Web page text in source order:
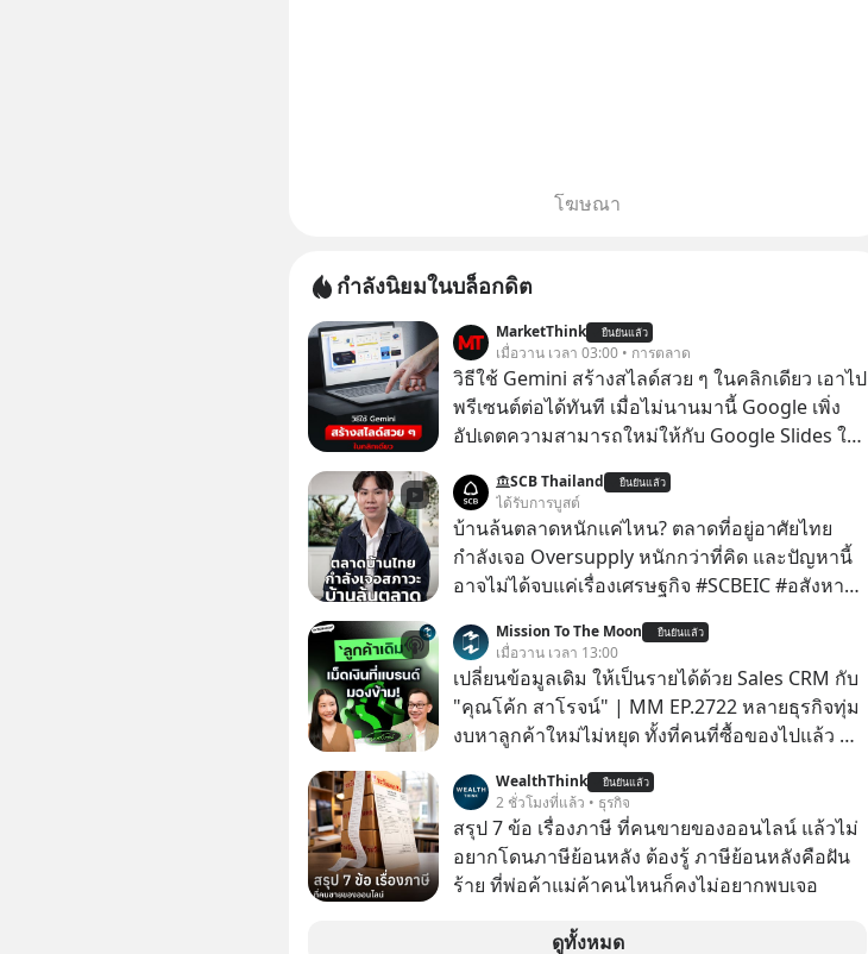
โฆษณา
กำลังนิยมในบล็อกดิต
MarketThink ยืนยันแล้ว
เมื่อวาน เวลา 03:00 • การตลาด
วิธีใช้ Gemini สร้างสไลด์สวย ๆ ในคลิกเดียว เอาไป
พรีเซนต์ต่อได้ทันที เมื่อไม่นานมานี้ Google เพิ่ง
อัปเดตความสามารถใหม่ให้กับ Google Slides ให้
สวย ๆ ได้ในคลิกเดียว ไม่ต้องเสียเวลาทำเองอีกต่อ
ไป
SCB Thailand ยืนยันแล้ว
ได้รับการบูสต์
บ้านล้นตลาดหนักแค่ไหน? ตลาดที่อยู่อาศัยไทย
กำลังเจอ Oversupply หนักกว่าที่คิด และปัญหานี้
อาจไม่ได้จบแค่เรื่องเศรษฐกิจ #SCBEIC #อสังหา
#SCBThailand สามารถดูคลิปที่ youtube ประกอบ
ได้ที่ link : https://youtube.com/shorts/-
xU9gYcfVJk?feature=share
Mission To The Moon ยืนยันแล้ว
เมื่อวาน เวลา 13:00
เปลี่ยนข้อมูลเดิม ให้เป็นรายได้ด้วย Sales CRM กับ
"คุณโค้ก สาโรจน์" | MM EP.2722 หลายธุรกิจทุ่ม
งบหาลูกค้าใหม่ไม่หยุด ทั้งที่คนที่ซื้อของไปแล้ว คือ
หายไปโดยไม่รู้ตัว ใน Mission To The Moon EP
นี้ เราจะมาคุยกับคุณโค้ก สาโรจน์ อธิวิทวัส CEO &
Founder, Wisible ผู้มีประสบการณ์ด้านงานขาย
และ CRM มากกว่า 20 ปี ว่าทำไม "ลูกค้าเดิม" ถึง
เปลี่ยนข้อมูลที่กระจัดกระจายให้กลายเป็นรายได้ที่
WealthThink ยืนยันแล้ว
2 ชั่วโมงที่แล้ว • ธุรกิจ
สรุป 7 ข้อ เรื่องภาษี ที่คนขายของออนไลน์ แล้วไม่
อยากโดนภาษีย้อนหลัง ต้องรู้ ภาษีย้อนหลังคือฝัน
ร้าย ที่พ่อค้าแม่ค้าคนไหนก็คงไม่อยากพบเจอ
ดูทั้งหมด